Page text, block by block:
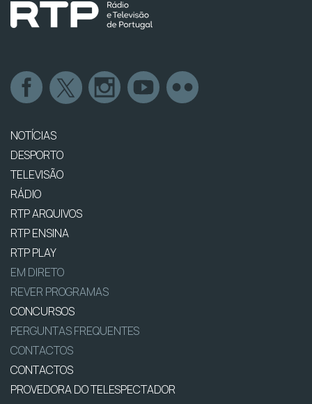
NOTÍCIAS
DESPORTO
TELEVISÃO
RÁDIO
RTP ARQUIVOS
RTP ENSINA
RTP PLAY
EM DIRETO
REVER PROGRAMAS
CONCURSOS
PERGUNTAS FREQUENTES
CONTACTOS
CONTACTOS
PROVEDORA DO TELESPECTADOR